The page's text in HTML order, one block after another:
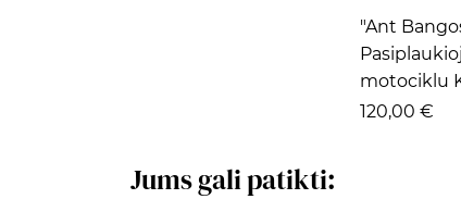
"Ant
motociklu
Kaina
120,00 €
Jums gali patikti: